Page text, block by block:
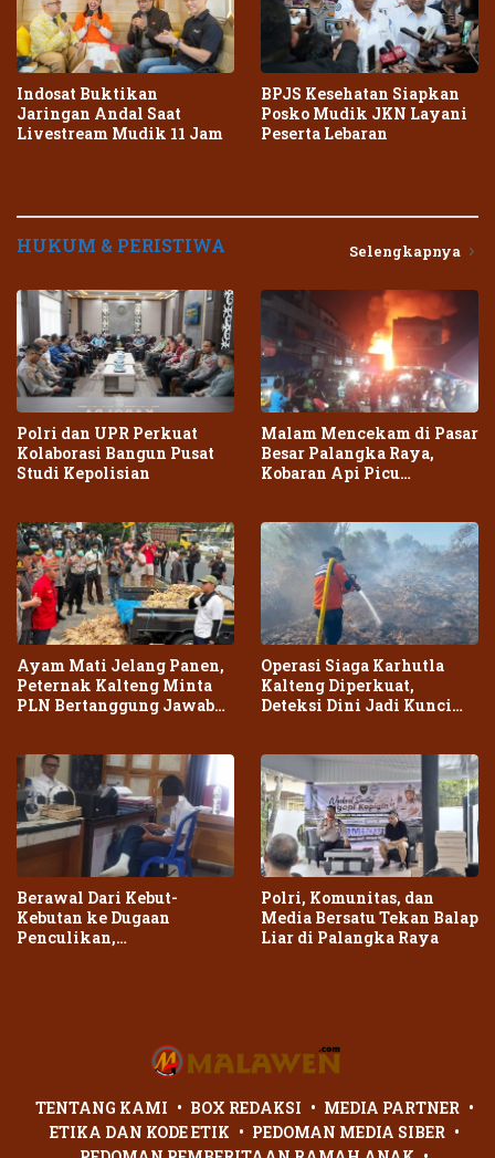
Indosat Buktikan
Jaringan Andal Saat
Livestream Mudik 11 Jam
BPJS Kesehatan Siapkan
Posko Mudik JKN Layani
Peserta Lebaran
HUKUM & PERISTIWA Selengkapnya
Polri dan UPR Perkuat
Kolaborasi Bangun Pusat
Studi Kepolisian
Malam Mencekam di Pasar
Besar Palangka Raya,
Kobaran Api Picu
Ayam Mati Jelang Panen,
Peternak Kalteng Minta
PLN Bertanggung Jawab
Operasi Siaga Karhutla
Kalteng Diperkuat,
Deteksi Dini Jadi Kunci
Berawal Dari Kebut-
Kebutan ke Dugaan
Penculikan,
Polri, Komunitas, dan
Media Bersatu Tekan Balap
Liar di Palangka Raya
TENTANG KAMI BOX REDAKSI
MEDIA PARTNER
ETIKA DAN KODE ETIK
PEDOMAN MEDIA SIBER